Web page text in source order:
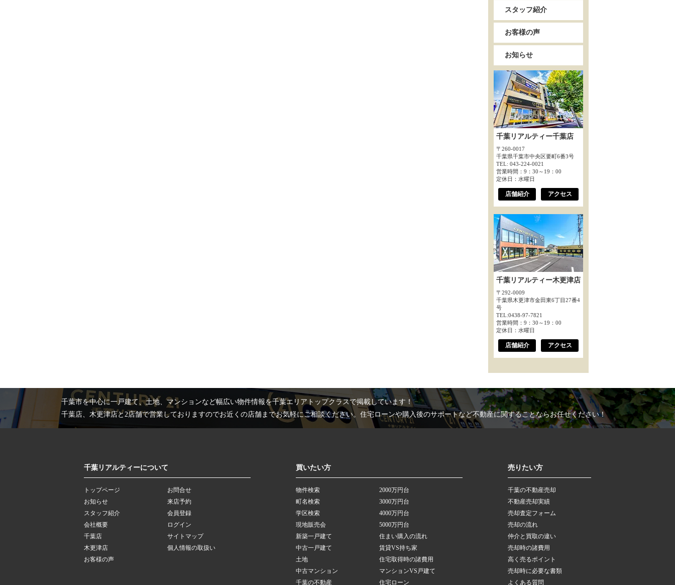
スタッフ紹介
お客様の声
お知らせ
千葉リアルティー千葉店
〒260-0017
千葉県千葉市中央区要町6番3号
TEL: 043-224-0021
営業時間：9：30～19：00
定休日：水曜日
店舗紹介 アクセス
千葉リアルティー木更津店
〒292-0009
千葉県木更津市金田東6丁目27番4
号
TEL:0438-97-7821
営業時間：9：30～19：00
定休日：水曜日
店舗紹介 アクセス
千葉市を中心に一戸建て、土地、マンションなど幅広い物件情報を千葉エリアトップクラスで掲載しています！
千葉店、木更津店と2店舗で営業しておりますのでお近くの店舗までお気軽にご相談ください。住宅ローンや購入後のサポートなど不動産に関することならお任せください！
千葉リアルティーについて
トップページ
お知らせ
スタッフ紹介
会社概要
千葉店
木更津店
お客様の声
お問合せ
来店予約
会員登録
ログイン
サイトマップ
個人情報の取扱い
買いたい方
物件検索
町名検索
学区検索
現地販売会
新築一戸建て
中古一戸建て
土地
中古マンション
千葉の不動産
2000万円台
3000万円台
4000万円台
5000万円台
住まい購入の流れ
賃貸VS持ち家
住宅取得時の諸費用
マンションVS戸建て
住宅ローン
売りたい方
千葉の不動産売却
不動産売却実績
売却査定フォーム
売却の流れ
仲介と買取の違い
売却時の諸費用
高く売るポイント
売却時に必要な書類
よくある質問